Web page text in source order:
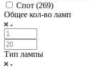
Спот (269)
Общее кол-во ламп
Тип лампы